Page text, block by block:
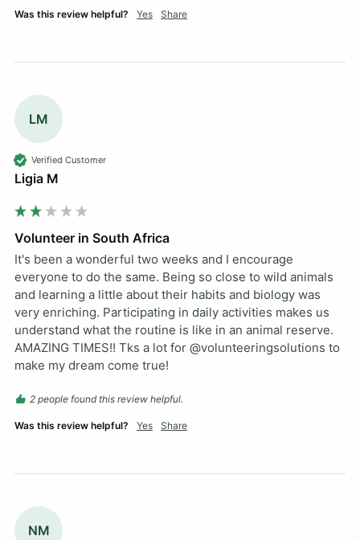
Was this review helpful? Yes Share
LM
Verified Customer
Ligia M
Volunteer in South Africa
It's been a wonderful two weeks and I encourage
everyone to do the same. Being so close to wild animals
and learning a little about their habits and biology was
very enriching. Participating in daily activities makes us
understand what the routine is like in an animal reserve.
AMAZING TIMES!! Tks a lot for @volunteeringsolutions to
make my dream come true!
2 people found this review helpful.
Was this review helpful? Yes Share
NM